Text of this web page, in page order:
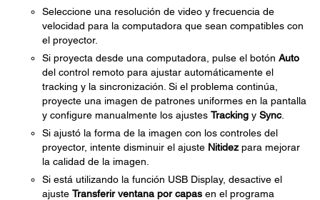
Seleccione una resolución de video y frecuencia de
velocidad para la computadora que sean compatibles con
el proyector.
Si proyecta desde una computadora, pulse el botón Auto
del control remoto para ajustar automáticamente el
tracking y la sincronización. Si el problema continúa,
proyecte una imagen de patrones uniformes en la pantalla
y configure manualmente los ajustes Tracking y Sync.
Si ajustó la forma de la imagen con los controles del
proyector, intente disminuir el ajuste Nitidez para mejorar
la calidad de la imagen.
Si está utilizando la función USB Display, desactive el
ajuste Transferir ventana por capas en el programa